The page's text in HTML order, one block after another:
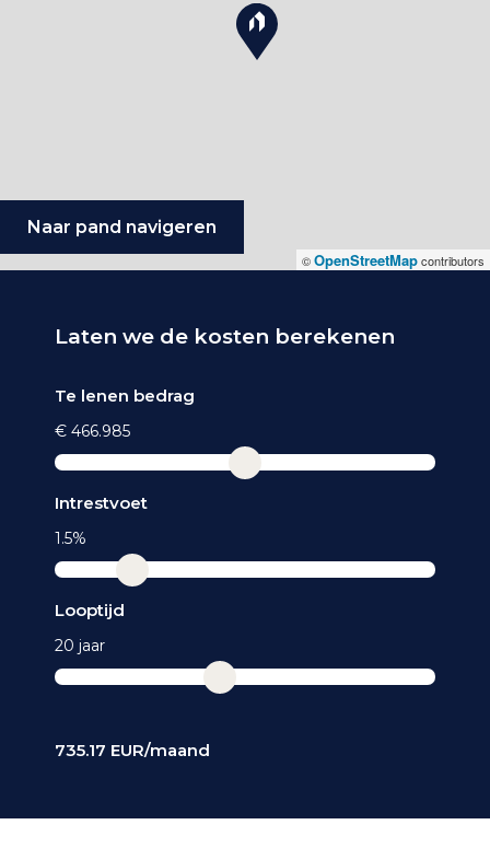
©OpenStreetMapcontributors
Naar pand navigeren
Laten we de kosten berekenen
Te lenen bedrag
€ 466.985
Intrestvoet
1.5%
Looptijd
20 jaar
735.17 EUR/maand